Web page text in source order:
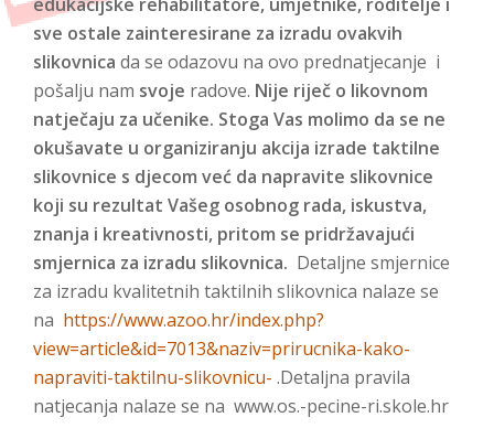
sve ostale zainteresirane za izradu ovakvih
slikovnica da se odazovu na ovo prednatjecanje i
pošalju nam svoje radove. Nije riječ o likovnom
natječaju za učenike. Stoga Vas molimo da se ne
okušavate u organiziranju akcija izrade taktilne
slikovnice s djecom već da napravite slikovnice
koji su rezultat Vašeg osobnog rada, iskustva,
znanja i kreativnosti, pritom se pridržavajući
smjernica za izradu slikovnica. Detaljne smjernice
za izradu kvalitetnih taktilnih slikovnica nalaze se
na https://www.azoo.hr/index.php?
view=article&id=7013&naziv=prirucnika-kako-
napraviti-taktilnu-slikovnicu- .Detaljna pravila
natjecanja nalaze se na www.os.-pecine-ri.skole.hr